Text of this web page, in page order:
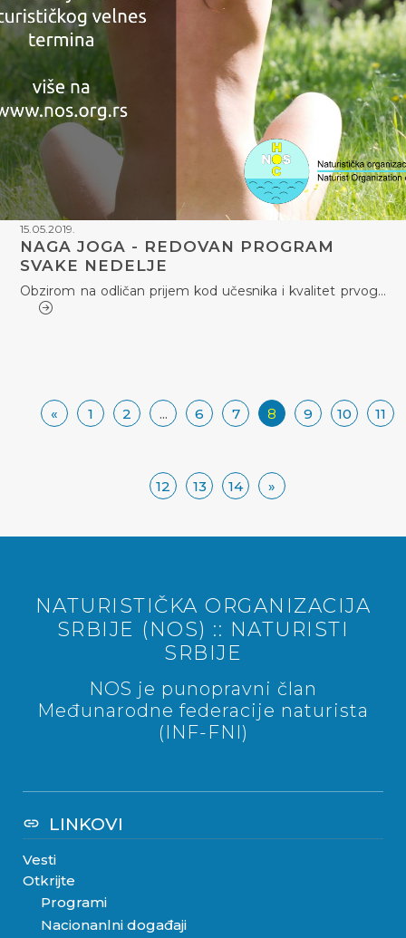
15.05.2019.
NAGA JOGA - REDOVAN PROGRAM
SVAKE NEDELJE
Obzirom na odličan prijem kod učesnika i kvalitet prvog…
« 1 2 ... 6 7 8 9 10 11
12 13 14 »
NATURISTIČKA ORGANIZACIJA
SRBIJE (NOS) :: NATURISTI
SRBIJE
NOS je punopravni član
Međunarodne federacije naturista
(INF-FNI)
link LINKOVI
Vesti
Otkrijte
Programi
Nacionanlni događaji